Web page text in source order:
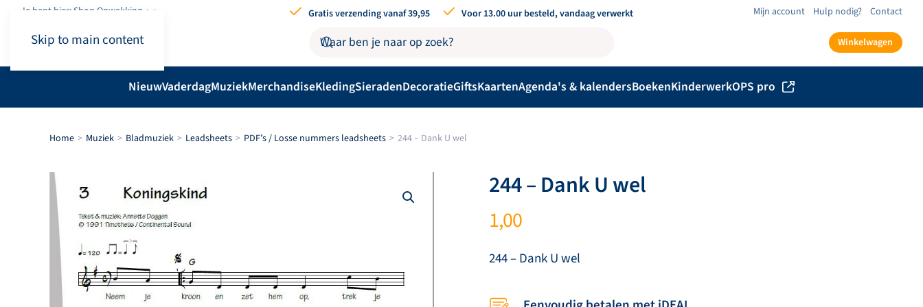
Skip to main content
Je bent hier: Shop.Opwekking Gratis verzending vanaf 39,95 Voor 13.00 uur besteld, vandaag verwerkt Mijn account Hulp nodig? Contact
Winkelwagen
NieuwVaderdagMuziekMerchandiseKledingSieradenDecoratieGiftsKaartenAgenda's & kalendersBoekenKinderwerkOPS pro
Home Muziek Bladmuziek Leadsheets PDF’s / Losse nummers leadsheets 244 – Dank U wel
244 – Dank U wel
1,00
244 – Dank U wel